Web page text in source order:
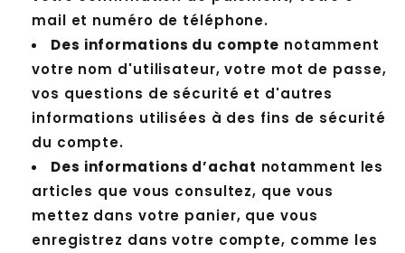
mail et numéro de téléphone.
Des informations du compte notamment
votre nom d'utilisateur, votre mot de passe,
vos questions de sécurité et d'autres
informations utilisées à des fins de sécurité
du compte.
Des informations d’achat notamment les
articles que vous consultez, que vous
mettez dans votre panier, que vous
enregistrez dans votre compte, comme les